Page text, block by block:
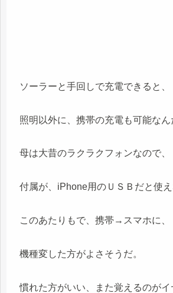
ソーラーと手回しで充電できると、
照明以外に、携帯の充電も可能なん
母は大昔のラクラクフォンなので、
付属が、iPhone用のＵＳＢだと使え
このあたりもで、携帯→スマホに、
機種変した方がよさそうだ。
慣れた方がいい、また覚えるのが